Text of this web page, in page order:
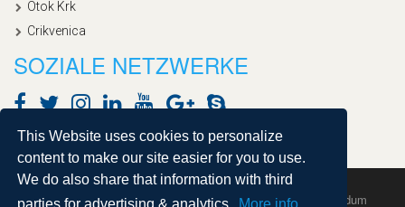
This Website uses cookies to personalize
content to make our site easier for you to use.
We do also share that information with third
Otok Krk
Crikvenica
SOZIALE NETZWERKE
Copyright © 2020, Croatialan |Sitemap| Powered by Agendum